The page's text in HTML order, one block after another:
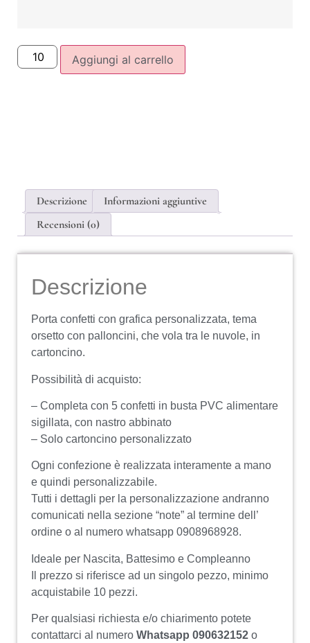
Aggiungi al carrello
Descrizione
Informazioni aggiuntive
Recensioni (0)
Descrizione
Porta confetti con grafica personalizzata, tema
orsetto con palloncini, che vola tra le nuvole, in
cartoncino.
Possibilità di acquisto:
– Completa con 5 confetti in busta PVC alimentare
sigillata, con nastro abbinato
– Solo cartoncino personalizzato
Ogni confezione è realizzata interamente a mano
e quindi personalizzabile.
Tutti i dettagli per la personalizzazione andranno
comunicati nella sezione “note” al termine dell’
ordine o al numero whatsapp 0908968928.
Ideale per Nascita, Battesimo e Compleanno
Il prezzo si riferisce ad un singolo pezzo, minimo
acquistabile 10 pezzi.
Per qualsiasi richiesta e/o chiarimento potete
contattarci al numero Whatsapp 090632152 o